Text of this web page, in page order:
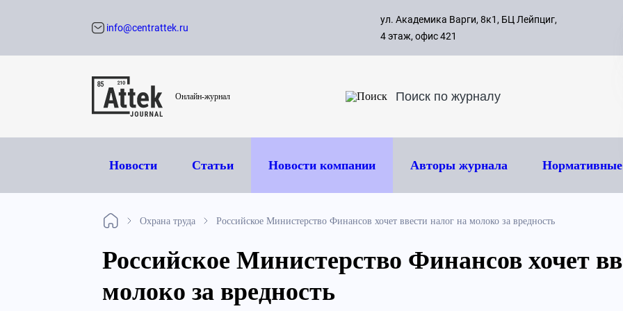
с 09:00
8 495
info@centrattek.ru
ул. Академика Варги, 8к1, БЦ Лейпциг,
4 этаж, офис 421
Онлайн-журнал
Новости Статьи Новости компании Авторы журнала
Охрана труда Российское Министерство Финансов хочет ввести налог на молоко за вредность
Российское Министерство Финансов хочет
молоко за вредность